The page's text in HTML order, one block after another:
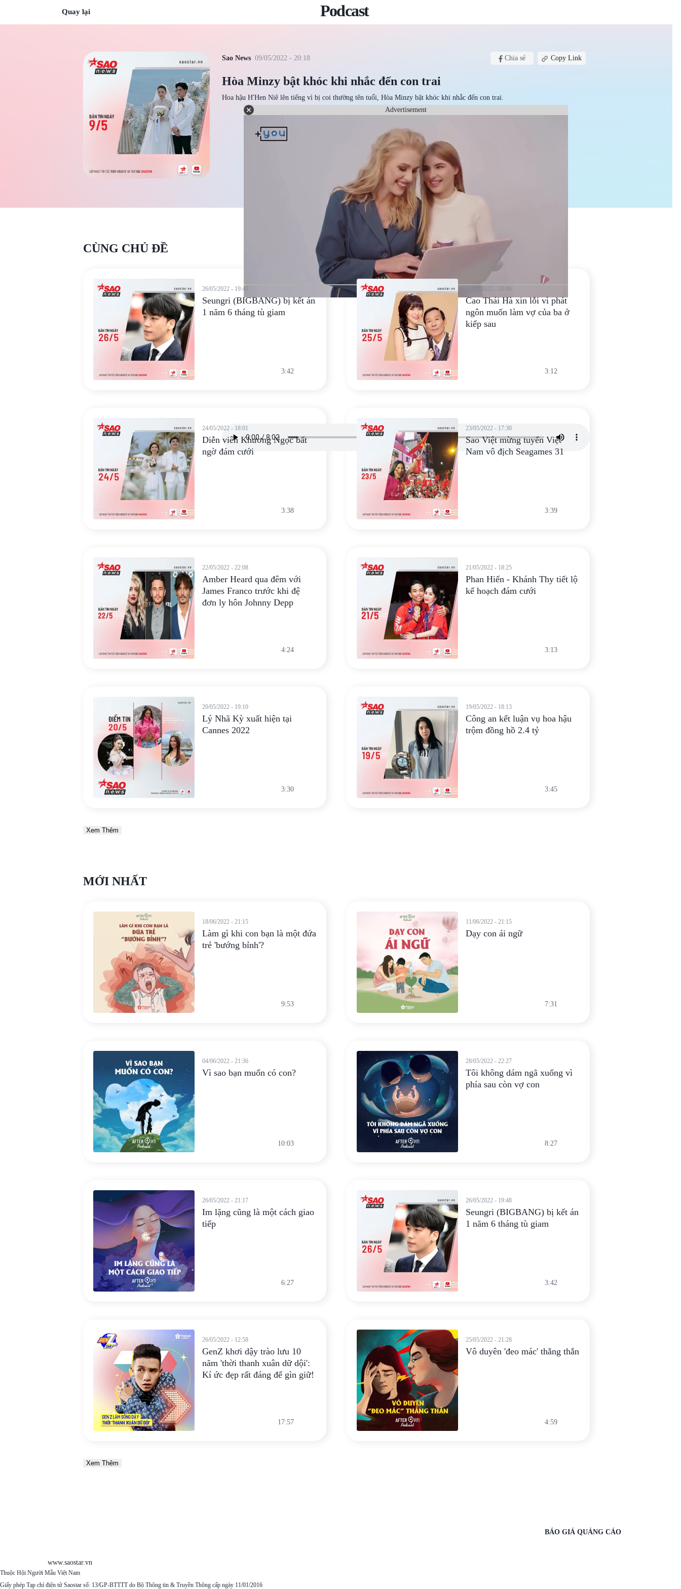
Quay lại Podcast
Sao News 09/05/2022 - 20:18 Chia sẻ Copy Link
Hòa Minzy bật khóc khi nhắc đến con trai
Hoa hậu H'Hen Niê lên tiếng vì bị coi thường tên tuổi, Hòa Minzy bật khóc khi nhắc đến con trai.
Advertisement
CÙNG CHỦ ĐỀ
Seungri (BIGBANG) bị kết án
1 năm 6 tháng tù giam
26/05/2022 - 19:48
3:42
Cao Thái Hà xin lỗi vì phát
ngôn muốn làm vợ của ba ở
kiếp sau
25/05/2022 - 20:06
3:12
Diễn viên Khương Ngọc bất
ngờ đám cưới
24/05/2022 - 18:01
3:38
Sao Việt mừng tuyển Việt
Nam vô địch Seagames 31
23/05/2022 - 17:30
3:39
Amber Heard qua đêm với
James Franco trước khi đệ
đơn ly hôn Johnny Depp
22/05/2022 - 22:08
4:24
Phan Hiển - Khánh Thy tiết lộ
kế hoạch đám cưới
21/05/2022 - 18:25
3:13
Lý Nhã Kỳ xuất hiện tại
Cannes 2022
20/05/2022 - 19:10
3:30
Công an kết luận vụ hoa hậu
trộm đồng hồ 2.4 tỷ
19/05/2022 - 18:13
3:45
Xem Thêm
MỚI NHẤT
Làm gì khi con bạn là một đứa
trẻ 'bướng bỉnh'?
18/06/2022 - 21:15
9:53
Dạy con ái ngữ
11/06/2022 - 21:15
7:31
Vì sao bạn muốn có con?
04/06/2022 - 21:36
10:03
Tôi không dám ngã xuống vì
phía sau còn vợ con
28/05/2022 - 22:27
8:27
Im lặng cũng là một cách giao
tiếp
26/05/2022 - 21:17
6:27
Seungri (BIGBANG) bị kết án
1 năm 6 tháng tù giam
26/05/2022 - 19:48
3:42
GenZ khơi dậy trào lưu 10
năm 'thời thanh xuân dữ dội':
Kí ức đẹp rất đáng để gìn giữ!
26/05/2022 - 12:58
17:57
Vô duyên 'đeo mác' thẳng thắn
25/05/2022 - 21:28
4:59
Xem Thêm
www.saostar.vn
BÁO GIÁ QUẢNG CÁO
Thuộc Hội Người Mẫu Việt Nam
Giấy phép Tạp chí điện tử Saostar số: 13/GP-BTTTT do Bộ Thông tin & Truyền Thông cấp ngày 11/01/2016